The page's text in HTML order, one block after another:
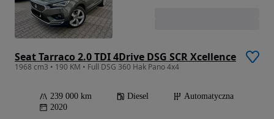
Seat Tarraco 2.0 TDI 4Drive DSG SCR Xcellence
1968 cm3 • 190 KM • Full DSG 360 Hak Pano 4x4
239 000 km Diesel
Automatyczna
2020